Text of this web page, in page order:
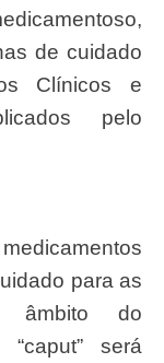
de cuidado
Clínicos e
pelo
para as
âmbito do
será